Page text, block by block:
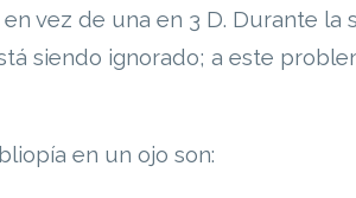
vez de una en 3 D. Durante la
siendo ignorado; a este
en un ojo son: